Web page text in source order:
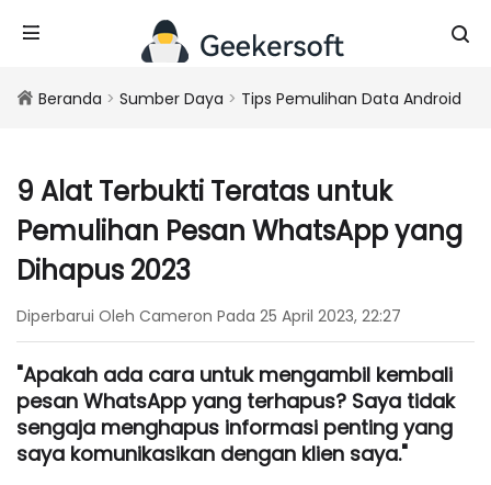
Beranda > Sumber Daya > Tips Pemulihan Data Android
9 Alat Terbukti Teratas untuk
Pemulihan Pesan WhatsApp yang
Dihapus 2023
Diperbarui Oleh Cameron Pada 25 April 2023, 22:27
"Apakah ada cara untuk mengambil kembali
pesan WhatsApp yang terhapus? Saya tidak
sengaja menghapus informasi penting yang
saya komunikasikan dengan klien saya."